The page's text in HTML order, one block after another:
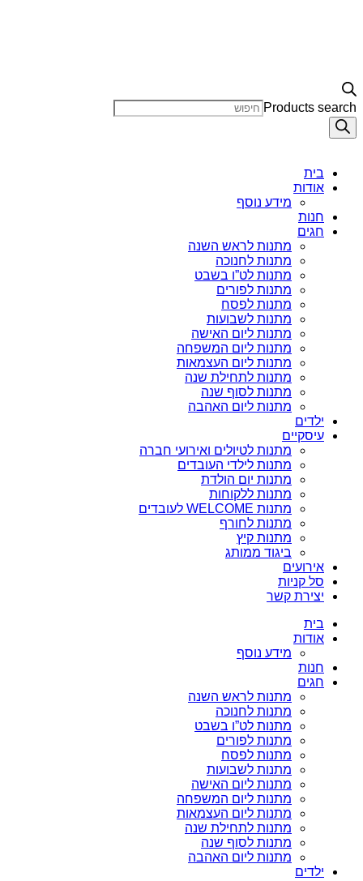
Products search
בית
אודות
מידע נוסף
חנות
חגים
מתנות לראש השנה
מתנות לחנוכה
מתנות לט”ו בשבט
מתנות לפורים
מתנות לפסח
מתנות לשבועות
מתנות ליום האישה
מתנות ליום המשפחה
מתנות ליום העצמאות
מתנות לתחילת שנה
מתנות לסוף שנה
מתנות ליום האהבה
ילדים
עיסקיים
מתנות לטיולים ואירועי חברה
מתנות לילדי העובדים
מתנות יום הולדת
מתנות ללקוחות
מתנות WELCOME לעובדים
מתנות לחורף
מתנות קיץ
ביגוד ממותג
אירועים
סל קניות
יצירת קשר
בית
אודות
מידע נוסף
חנות
חגים
מתנות לראש השנה
מתנות לחנוכה
מתנות לט”ו בשבט
מתנות לפורים
מתנות לפסח
מתנות לשבועות
מתנות ליום האישה
מתנות ליום המשפחה
מתנות ליום העצמאות
מתנות לתחילת שנה
מתנות לסוף שנה
מתנות ליום האהבה
ילדים